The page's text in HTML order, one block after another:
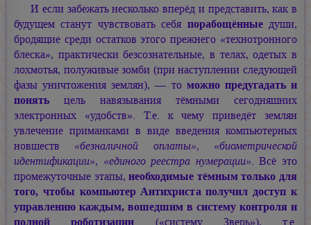
И если забежать несколько вперёд и представить, как в
будущем станут чувствовать себя порабощённыедуши,
бродящие среди остатков этого прежнего «технотронного
блеска», практически безсознательные, в телах, одетых в
лохмотья, полуживые зомби (при наступлении следующей
фазы уничтожения землян), — то можно предугадать и
понять цель навязывания тёмными сегодняшних
электронных «удобств». Т.е. к чему приведёт землян
увлечение приманками в виде введения компьютерных
новшеств «безналичной оплаты», «биометрической
идентификации», «единого реестра нумерации». Всё это
промежуточные этапы,необходимые тёмным только для
того, чтобы компьютер Антихриста получил доступ к
управлению каждым, вошедшим в систему контроля и
полной роботизации («систему Зверь»), т.е.